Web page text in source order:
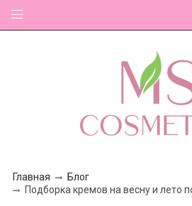
Главная
Блог
Подборка кремов на весну и лето